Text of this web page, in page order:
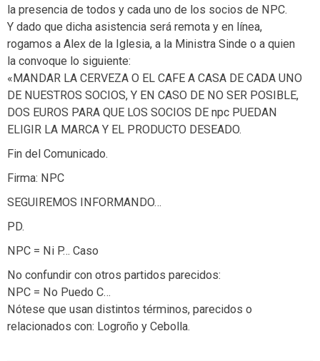
la presencia de todos y cada uno de los socios de NPC.
Y dado que dicha asistencia será remota y en línea,
rogamos a Alex de la Iglesia, a la Ministra Sinde o a quien
la convoque lo siguiente:
«MANDAR LA CERVEZA O EL CAFE A CASA DE CADA UNO
DE NUESTROS SOCIOS, Y EN CASO DE NO SER POSIBLE,
DOS EUROS PARA QUE LOS SOCIOS DE npc PUEDAN
ELIGIR LA MARCA Y EL PRODUCTO DESEADO.
Fin del Comunicado.
Firma: NPC
SEGUIREMOS INFORMANDO…
PD.
NPC = Ni P… Caso
No confundir con otros partidos parecidos:
NPC = No Puedo C…
Nótese que usan distintos términos, parecidos o
relacionados con: Logroño y Cebolla.